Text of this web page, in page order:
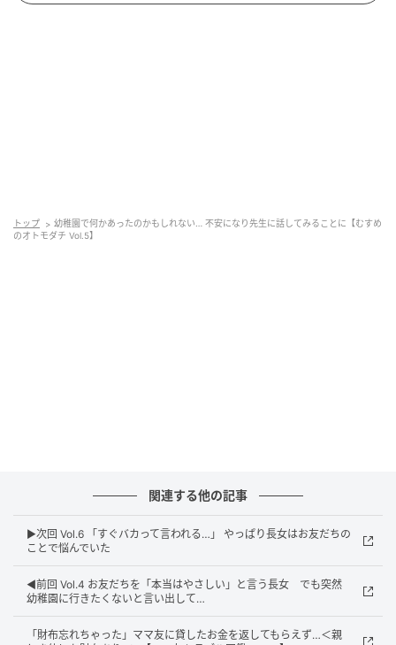
トップ
幼稚園で何かあったのかもしれない… 不安になり先生に話してみることに【むすめ
のオトモダチ Vol.5】
関連する他の記事
▶︎次回 Vol.6 「すぐバカって言われる…」 やっぱり長女はお友だちの
ことで悩んでいた
◀︎前回 Vol.4 お友だちを「本当はやさしい」と言う長女 でも突然
幼稚園に行きたくないと言い出して…
「財布忘れちゃった」ママ友に貸したお金を返してもらえず…＜親